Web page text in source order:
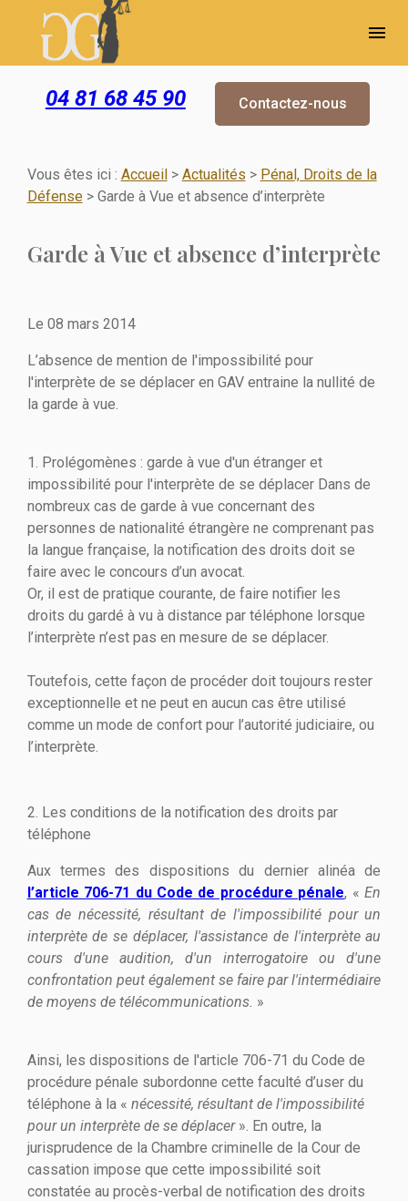
menu
04 81 68 45 90 Contactez-nous
Vous êtes ici : Accueil> Actualités > Pénal, Droits de la
Défense> Garde à Vue et absence d’interprète
Garde à Vue et absence d’interprète
Le 08 mars 2014
L’absence de mention de l'impossibilité pour
l'interprète de se déplacer en GAV entraine la nullité de
la garde à vue.
1. Prolégomènes : garde à vue d'un étranger et
impossibilité pour l'interprète de se déplacer Dans de
nombreux cas de garde à vue concernant des
personnes de nationalité étrangère ne comprenant pas
la langue française, la notification des droits doit se
faire avec le concours d’un avocat.
Or, il est de pratique courante, de faire notifier les
droits du gardé à vu à distance par téléphone lorsque
l’interprète n’est pas en mesure de se déplacer.
Toutefois, cette façon de procéder doit toujours rester
exceptionnelle et ne peut en aucun cas être utilisé
comme un mode de confort pour l’autorité judiciaire, ou
l’interprète.
2. Les conditions de la notification des droits par
téléphone
Aux termes des dispositions du dernier alinéa de
l’article 706-71 du Code de procédure pénale, «En
cas de nécessité, résultant de l'impossibilité pour un
interprète de se déplacer, l'assistance de l'interprète au
cours d'une audition, d'un interrogatoire ou d'une
confrontation peut également se faire par l'intermédiaire
de moyens de télécommunications. »
Ainsi, les dispositions de l'article 706-71 du Code de
procédure pénale subordonne cette faculté d’user du
téléphone à la « nécessité, résultant de l'impossibilité
pour un interprète de se déplacer». En outre, la
jurisprudence de la Chambre criminelle de la Cour de
cassation impose que cette impossibilité soit
constatée au procès-verbal de notification des droits
Panneau de gestion des cookies